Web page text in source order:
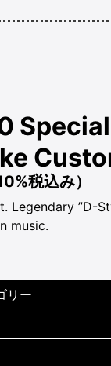
Special
税込み）
Legendary ”D-
music.
リー